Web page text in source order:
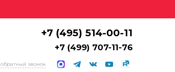
+7 (495) 514-00-11
+7 (499) 707-11-76
обратный звонок